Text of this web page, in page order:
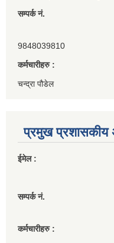
सम्पर्क नं.
9848039810
कर्मचारीहरु :
चन्द्रा पौडेल
प्रमुख प्रशासकीय
ईमेल :
सम्पर्क नं.
कर्मचारीहरु :